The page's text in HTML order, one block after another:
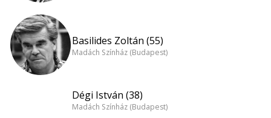
Basilides Zoltán (55)
Madách Színház (Budapest)
Dégi István (38)
Madách Színház (Budapest)